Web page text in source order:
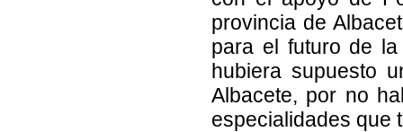
provincia de
para el futuro de
hubiera supuesto
Albacete, por no
especialidades que